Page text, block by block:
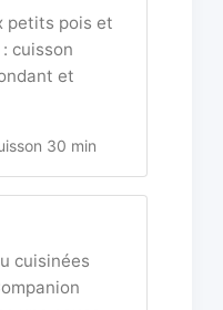
petits pois et
cuisson
et
30 min
cuisinées